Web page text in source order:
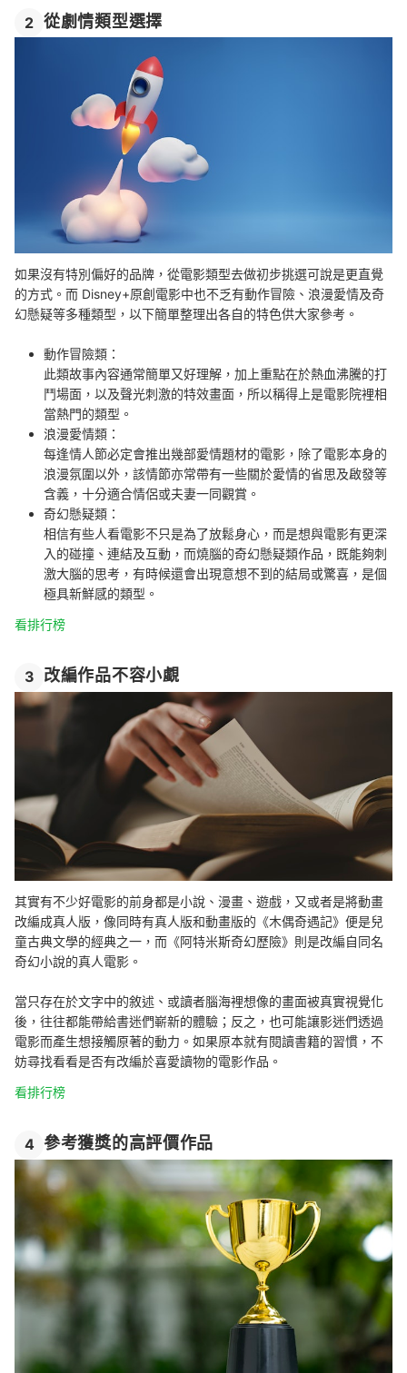
2 從劇情類型選擇
如果沒有特別偏好的品牌，從電影類型去做初步挑選可說是更直覺
的方式。而 Disney+原創電影中也不乏有動作冒險、浪漫愛情及奇
幻懸疑等多種類型，以下簡單整理出各自的特色供大家參考。
動作冒險類：
此類故事內容通常簡單又好理解，加上重點在於熱血沸騰的打
鬥場面，以及聲光刺激的特效畫面，所以稱得上是電影院裡相
當熱門的類型。
浪漫愛情類：
每逢情人節必定會推出幾部愛情題材的電影，除了電影本身的
浪漫氛圍以外，該情節亦常帶有一些關於愛情的省思及啟發等
含義，十分適合情侶或夫妻一同觀賞。
奇幻懸疑類：
相信有些人看電影不只是為了放鬆身心，而是想與電影有更深
入的碰撞、連結及互動，而燒腦的奇幻懸疑類作品，既能夠刺
激大腦的思考，有時候還會出現意想不到的結局或驚喜，是個
極具新鮮感的類型。
看排行榜
3 改編作品不容小覷
其實有不少好電影的前身都是小說、漫畫、遊戲，又或者是將動畫
改編成真人版，像同時有真人版和動畫版的《木偶奇遇記》便是兒
童古典文學的經典之一，而《阿特米斯奇幻歷險》則是改編自同名
奇幻小說的真人電影。
當只存在於文字中的敘述、或讀者腦海裡想像的畫面被真實視覺化
後，往往都能帶給書迷們嶄新的體驗；反之，也可能讓影迷們透過
電影而產生想接觸原著的動力。如果原本就有閱讀書籍的習慣，不
妨尋找看看是否有改編於喜愛讀物的電影作品。
看排行榜
4 參考獲獎的高評價作品